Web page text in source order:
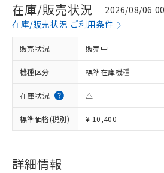
在庫/販売状況
2026/08/06
在庫/販売状況 ご利用条件
販売状況 販売中
機種区分 標準在庫機種
在庫状況 △
標準価格(税別) ¥ 10,400
詳細情報